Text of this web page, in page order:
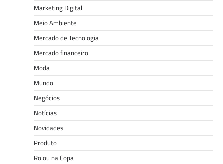
Marketing Digital
Meio Ambiente
Mercado de Tecnologia
Mercado financeiro
Moda
Mundo
Negócios
Notícias
Novidades
Produto
Rolou na Copa